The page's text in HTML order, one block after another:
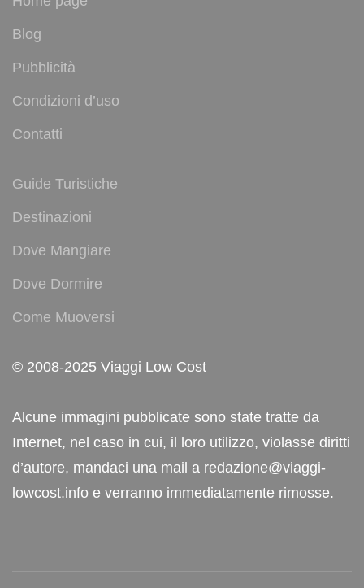
Blog
Pubblicità
Condizioni d’uso
Contatti
Guide Turistiche
Destinazioni
Dove Mangiare
Dove Dormire
Come Muoversi
© 2008-2025 Viaggi Low Cost
Alcune immagini pubblicate sono state tratte da
Internet, nel caso in cui, il loro utilizzo, violasse diritti
d’autore, mandaci una mail a redazione@viaggi-
lowcost.info e verranno immediatamente rimosse.